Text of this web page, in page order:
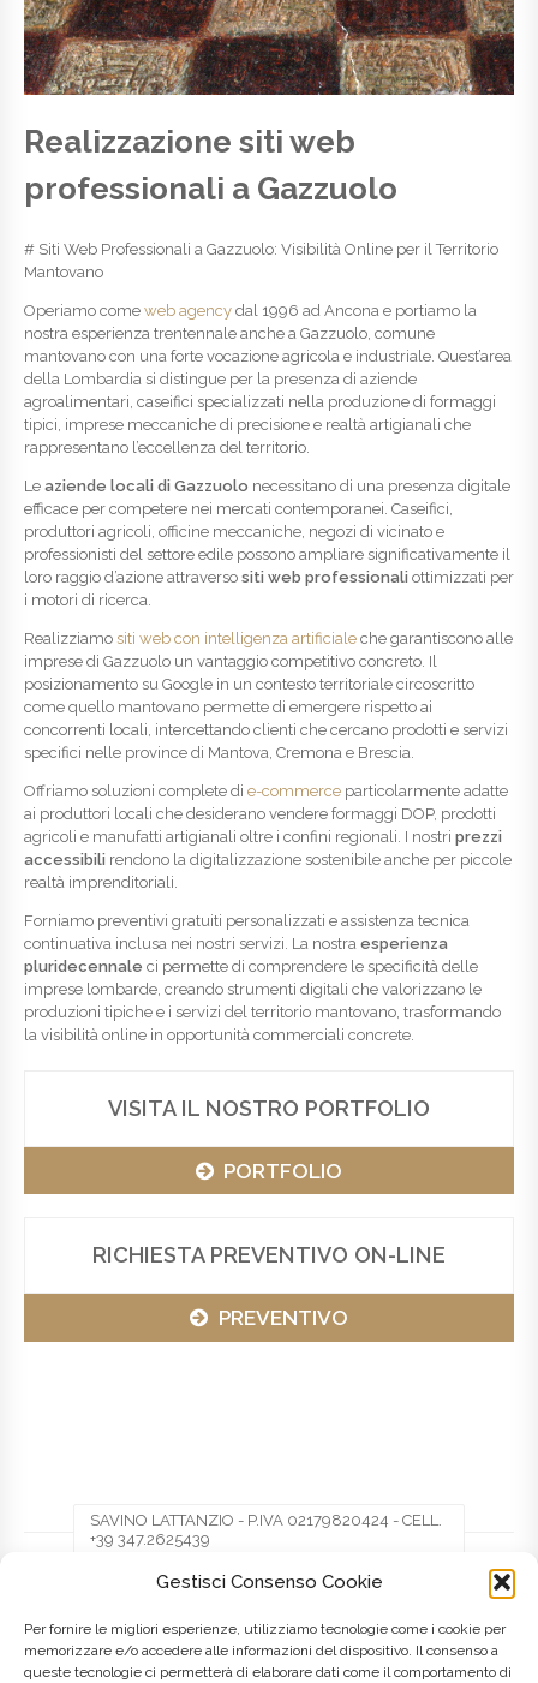
Gestisci Consenso Cookie
Per fornire le migliori esperienze, utilizziamo tecnologie come i cookie per
memorizzare e/o accedere alle informazioni del dispositivo. Il consenso a
queste tecnologie ci permetterà di elaborare dati come il comportamento di
Realizzazione siti web
professionali a Gazzuolo
# Siti Web Professionali a Gazzuolo: Visibilità Online per il Territorio
Mantovano
Operiamo come web agency dal 1996 ad Ancona e portiamo la
nostra esperienza trentennale anche a Gazzuolo, comune
mantovano con una forte vocazione agricola e industriale. Quest’area
della Lombardia si distingue per la presenza di aziende
agroalimentari, caseifici specializzati nella produzione di formaggi
tipici, imprese meccaniche di precisione e realtà artigianali che
rappresentano l’eccellenza del territorio.
Le aziende locali di Gazzuolo necessitano di una presenza digitale
efficace per competere nei mercati contemporanei. Caseifici,
produttori agricoli, officine meccaniche, negozi di vicinato e
professionisti del settore edile possono ampliare significativamente il
loro raggio d’azione attraverso siti web professionali ottimizzati per
i motori di ricerca.
Realizziamo siti web con intelligenza artificiale che garantiscono alle
imprese di Gazzuolo un vantaggio competitivo concreto. Il
posizionamento su Google in un contesto territoriale circoscritto
come quello mantovano permette di emergere rispetto ai
concorrenti locali, intercettando clienti che cercano prodotti e servizi
specifici nelle province di Mantova, Cremona e Brescia.
Offriamo soluzioni complete di e-commerce particolarmente adatte
ai produttori locali che desiderano vendere formaggi DOP, prodotti
agricoli e manufatti artigianali oltre i confini regionali. I nostri prezzi
accessibili rendono la digitalizzazione sostenibile anche per piccole
realtà imprenditoriali.
Forniamo preventivi gratuiti personalizzati e assistenza tecnica
continuativa inclusa nei nostri servizi. La nostra esperienza
pluridecennale ci permette di comprendere le specificità delle
imprese lombarde, creando strumenti digitali che valorizzano le
produzioni tipiche e i servizi del territorio mantovano, trasformando
la visibilità online in opportunità commerciali concrete.
VISITA IL NOSTRO PORTFOLIO
PORTFOLIO
RICHIESTA PREVENTIVO ON-LINE
PREVENTIVO
SAVINO LATTANZIO - P.IVA 02179820424 - CELL.
+39 347.2625439
Facebook Twitter Pinterest
LinkedIn